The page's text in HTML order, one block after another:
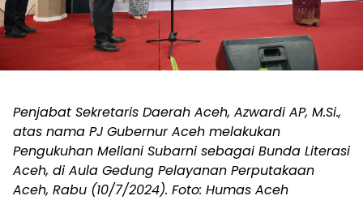
Penjabat Sekretaris Daerah Aceh, Azwardi AP, M.Si.,
atas nama PJ Gubernur Aceh melakukan
Pengukuhan Mellani Subarni sebagai Bunda Literasi
Aceh, di Aula Gedung Pelayanan Perputakaan
Aceh, Rabu (10/7/2024). Foto: Humas Aceh